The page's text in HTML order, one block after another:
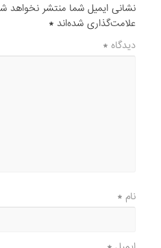
نشانی ایمیل شما منتشر نخواهد
علامت‌گذاری شده‌اند*
دیدگاه*
نام*